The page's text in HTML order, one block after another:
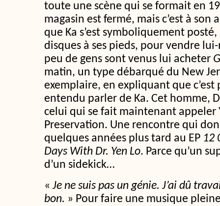
toute une scène qui se formait en
magasin est fermé, mais c’est à son
que Ka s’est symboliquement
disques à ses pieds, pour vendre
peu de gens sont venus lui acheter
matin, un type débarqué du New
exemplaire, en expliquant que c’est
entendu parler de Ka. Cet homme,
celui qui se fait maintenant appeler
Preservation. Une rencontre qui
quelques années plus tard au EP 12
Days With Dr. Yen Lo. Parce qu’un
d’un sidekick…
« Je ne suis pas un génie. J’ai dû
bon. » Pour faire une musique